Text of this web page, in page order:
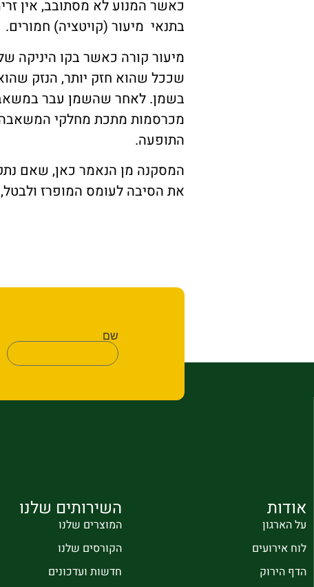
כאשר המנוע לא מסתובב, אין
בתנאי מיעור (קויטציה) חמורים.
מיעור קורה כאשר בקו
שככל שהוא חזק יותר, הנזק
מכרסמות מתכת מחלקי המשאבה
התופעה.
המסקנה מן הנאמר כאן, שאם
את הסיבה לעומס המופרז
שם
אודות
על הארגון
לוח אירועים
הדף הירוק
השירותים שלנו
המוצרים שלנו
הקורסים שלנו
חדשות ועדכונים